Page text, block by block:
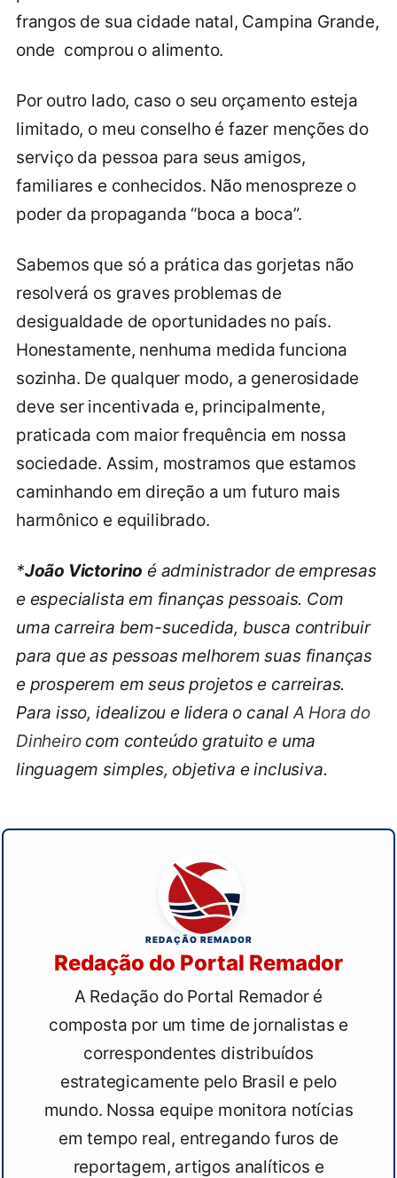
frangos de sua cidade natal, Campina Grande,
onde comprou o alimento.
Por outro lado, caso o seu orçamento esteja
limitado, o meu conselho é fazer menções do
serviço da pessoa para seus amigos,
familiares e conhecidos. Não menospreze o
poder da propaganda “boca a boca”.
Sabemos que só a prática das gorjetas não
resolverá os graves problemas de
desigualdade de oportunidades no país.
Honestamente, nenhuma medida funciona
sozinha. De qualquer modo, a generosidade
deve ser incentivada e, principalmente,
praticada com maior frequência em nossa
sociedade. Assim, mostramos que estamos
caminhando em direção a um futuro mais
harmônico e equilibrado.
*João Victorino é administrador de empresas
e especialista em finanças pessoais. Com
uma carreira bem-sucedida, busca contribuir
para que as pessoas melhorem suas finanças
e prosperem em seus projetos e carreiras.
Para isso, idealizou e lidera o canalA Hora do
Dinheirocom conteúdo gratuito e uma
linguagem simples, objetiva e inclusiva.
REDAÇÃO REMADOR
Redação do Portal Remador
A Redação do Portal Remador é
composta por um time de jornalistas e
correspondentes distribuídos
estrategicamente pelo Brasil e pelo
mundo. Nossa equipe monitora notícias
em tempo real, entregando furos de
reportagem, artigos analíticos e